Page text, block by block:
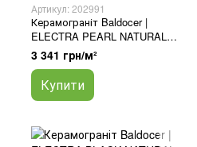
Артикул: 202991
Керамограніт Baldocer |
ELECTRA PEARL NATURAL
120X280X6mm
3 341 грн/м²
Купити